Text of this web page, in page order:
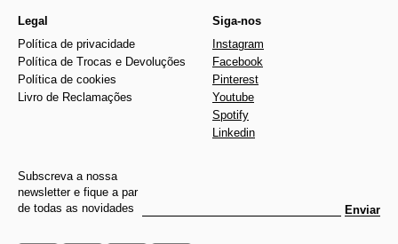
Legal
Política de privacidade
Política de Trocas e Devoluções
Política de cookies
Livro de Reclamações
Siga-nos
Instagram
Facebook
Pinterest
Youtube
Spotify
Linkedin
Subscreva a nossa
newsletter e fique a par
de todas as novidades
Enviar